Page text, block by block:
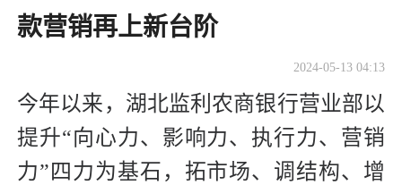
款营销再上新台阶
2024-05-13 04:13
今年以来，湖北监利农商银行营业部以
提升“向心力、影响力、执行力、营销
力”四力为基石，拓市场、调结构、增